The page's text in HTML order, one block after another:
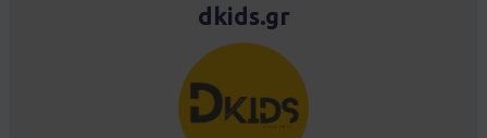
dkids.gr